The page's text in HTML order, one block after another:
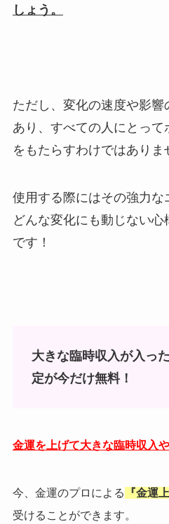
しょう。
ただし、変化の速度や影
あり、すべての人にとっ
をもたらすわけではありま
使用する際にはその強力な
どんな変化にも動じない
です！
大きな臨時収入が入っ
定が今だけ無料！
金運を上げて大きな臨時収入
今、金運のプロによる 『金運
受けることができます。